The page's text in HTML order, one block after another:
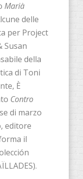
Marià
delle
per Project
Susan
della
di Toni
È
Contro
di marzo
editore
il